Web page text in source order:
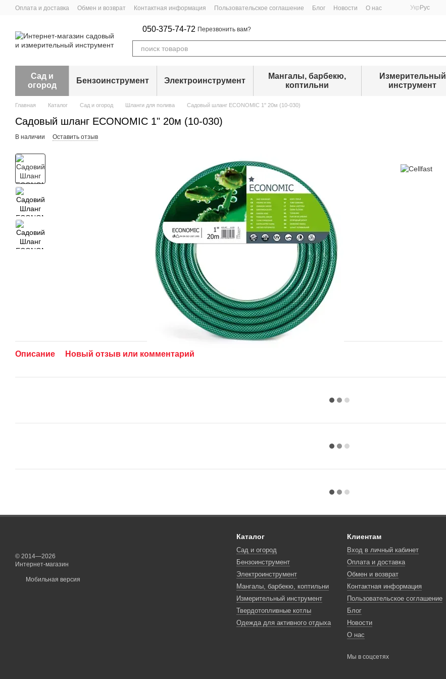
Перейти к основному контенту
Оплата и доставка Обмен и возврат Контактная информация Пользовательское соглашение Блог Новости О нас Укр Рус
050-375-74-72 Перезвонить вам?
Сад и
огород
Бензоинструмент Электроинструмент
Мангалы, барбекю,
коптильни
Измерительный
инструмент
Главная Каталог Сад и огород Шланги для полива Садовый шланг ECONOMIC 1" 20м (10-030)
Садовый шланг ECONOMIC 1" 20м (10-030)
В наличии Оставить отзыв
Описание Новый отзыв или комментарий
© 2014—2026
Интернет-магазин
Мобильная версия
Каталог
Сад и огород
Бензоинструмент
Электроинструмент
Мангалы, барбекю, коптильни
Измерительный инструмент
Твердотопливные котлы
Одежда для активного отдыха
Клиентам
Вход в личный кабинет
Оплата и доставка
Обмен и возврат
Контактная информация
Пользовательское соглашение
Блог
Новости
О нас
Мы в соцсетях